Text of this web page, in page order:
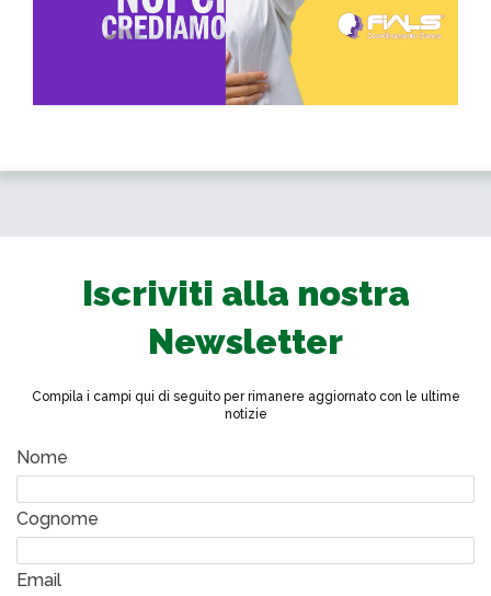
Iscriviti alla nostra
Newsletter
Compila i campi qui di seguito per rimanere aggiornato con le ultime
notizie
Nome
Cognome
Email